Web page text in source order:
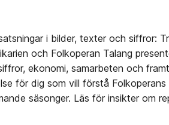
i bilder, texter och siffror:
och Folkoperan Talang
ekonomi, samarbeten och
för dig som vill förstå
säsonger. Läs för insikter om